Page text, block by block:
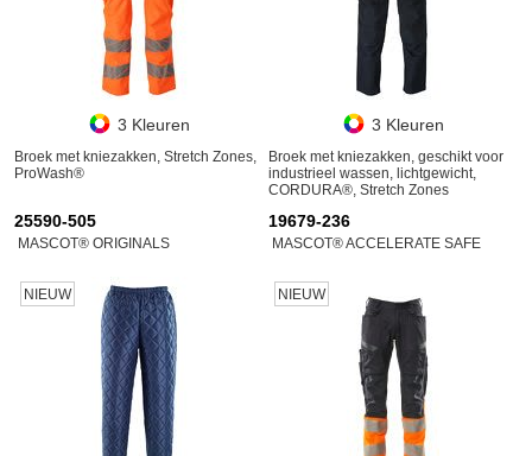
3 Kleuren
Broek met kniezakken, Stretch Zones,
ProWash®
3 Kleuren
Broek met kniezakken, geschikt voor
industrieel wassen, lichtgewicht,
CORDURA®, Stretch Zones
25590-505
MASCOT® ORIGINALS
NIEUW
19679-236
MASCOT® ACCELERATE SAFE
NIEUW